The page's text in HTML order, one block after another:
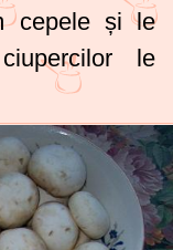
cepele și le
le